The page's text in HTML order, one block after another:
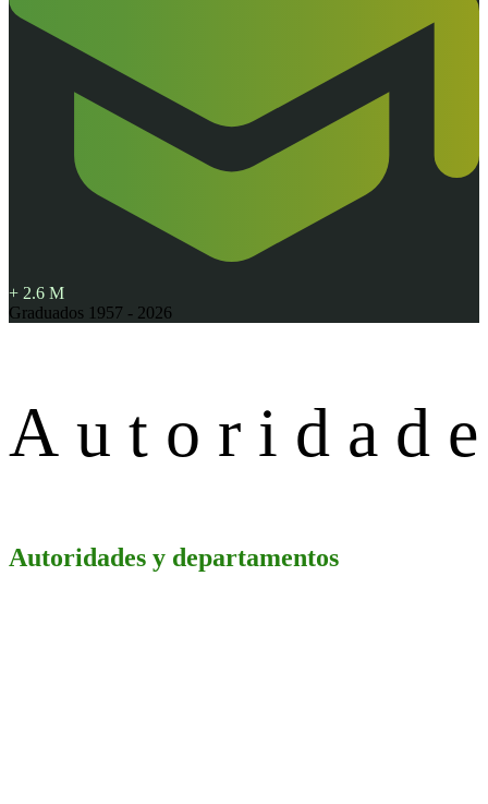
+ 2.6 M
Graduados 1957 - 2026
Autoridades y departamentos